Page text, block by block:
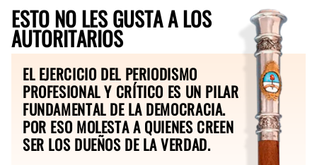
ESTO NO LES GUSTA A LOS
AUTORITARIOS
EL EJERCICIO DEL PERIODISMO
PROFESIONAL Y CRÍTICO ES UN PILAR
FUNDAMENTAL DE LA DEMOCRACIA.
POR ESO MOLESTA A QUIENES CREEN
SER LOS DUEÑOS DE LA VERDAD.